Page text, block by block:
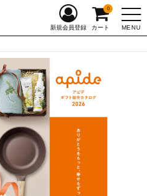
MENU
新規会員登録 カート
0